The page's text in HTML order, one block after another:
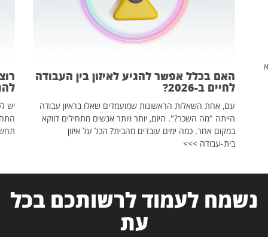
האם בכלל אפשר להגיע לאיזון בין העבודה
לחיים ב-2026?
עם, אחת השאלות הראשונות שמועמדים שאלו בראיון עבודה
הייתה "מה השכר?". היום, יותר ויותר אנשים מתחילים דווקא
במקום אחר. כמה ימים עובדים מהבית? הכל על איזון
בית-עבודה >>>
יש
נשמח לעמוד לרשותכם בכל
עת